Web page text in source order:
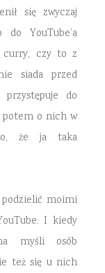
się zwyczaj
YouTube’a
curry, czy to z
siada przed
do
potem o nich w
że ja taka
podzielić moimi
I kiedy
myśli osób
też się u nich